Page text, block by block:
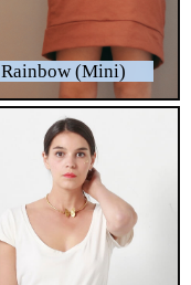
Rainbow (Mini)